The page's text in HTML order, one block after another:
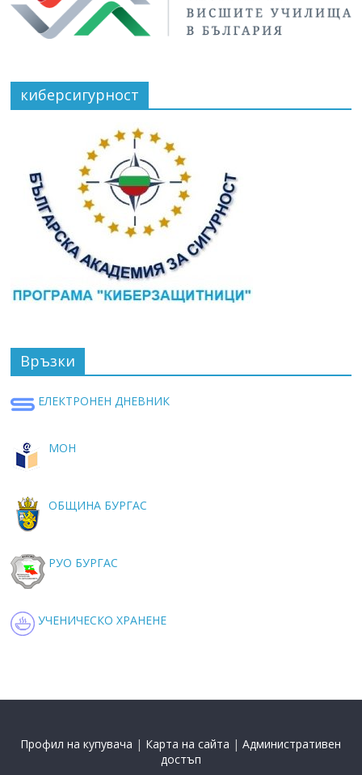
киберсигурност
Връзки
ЕЛЕКТРОНЕН ДНЕВНИК
МОН
ОБЩИНА БУРГАС
РУО БУРГАС
УЧЕНИЧЕСКО ХРАНЕНЕ
Профил на купувача | Карта на сайта |Административен
достъп